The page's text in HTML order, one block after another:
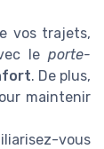
vos trajets,
leporte-
. De plus,
maintenir
vous